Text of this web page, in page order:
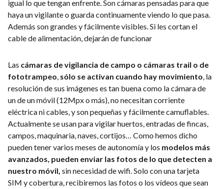
igual lo que tengan enfrente. Son cámaras pensadas para que
haya un vigilante o guarda continuamente viendo lo que pasa.
Además son grandes y fácilmente visibles. Si les cortan el
cable de alimentación, dejarán de funcionar
Las cámaras de vigilancia de campo o cámaras trail o de
fototrampeo, sólo se activan cuando hay movimiento, la
resolución de sus imágenes es tan buena como la cámara de
un de un móvil (12Mpx o más), no necesitan corriente
eléctrica ni cables, y son pequeñas y fácilmente camuflables.
Actualmente se usan para vigilar huertos, entradas de fincas,
campos, maquinaria, naves, cortijos… Como hemos dicho
pueden tener varios meses de autonomía y los modelos más
avanzados, pueden enviar las fotos de lo que detecten a
nuestro móvil, sin necesidad de wifi. Solo con una tarjeta
SIM y cobertura, recibiremos las fotos o los vídeos que sean